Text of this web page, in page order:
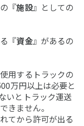
『施設』としての
『資金』があるの
用するトラックの
万円以上は必要と
いとトラック運送
きません。
てから許可が出る